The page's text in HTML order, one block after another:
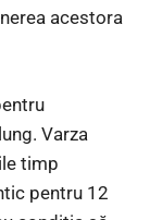
acestora
Varza
timp
pentru 12